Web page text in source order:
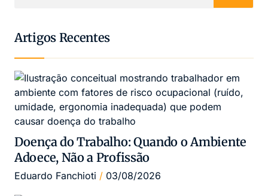
Artigos Recentes
Doença do Trabalho: Quando o Ambiente
Adoece, Não a Profissão
Eduardo Fanchioti 03/08/2026